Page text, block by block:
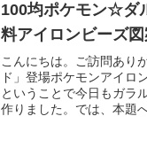
100均ポケモン☆ダ
料アイロンビーズ
こんにちは。ご訪問あり
ド」登場ポケモンアイロ
ということで今日もガラ
作りました。では、本題